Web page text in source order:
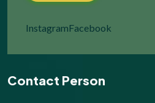
InstagramFacebook
Contact Person